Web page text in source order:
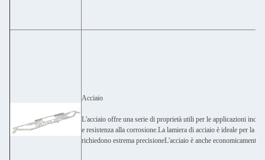
Acciaio
L'acciaio offre una serie di proprietà utili per le applicazioni
e resistenza alla corrosione.La lamiera di acciaio è ideale per la
richiedono estrema precisioneL'acciaio è anche economicamente